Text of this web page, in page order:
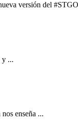
versión del
y ...
enseña ...